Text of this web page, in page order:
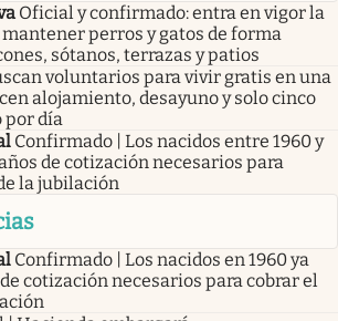
Oficial y confirmado: entra en vigor la
perros y gatos de forma
sótanos, terrazas y patios
voluntarios para vivir gratis en una
alojamiento, desayuno y solo cinco
por día
Confirmado | Los nacidos entre 1960 y
de cotización necesarios para
la jubilación
Confirmado | Los nacidos en 1960 ya
cotización necesarios para cobrar el